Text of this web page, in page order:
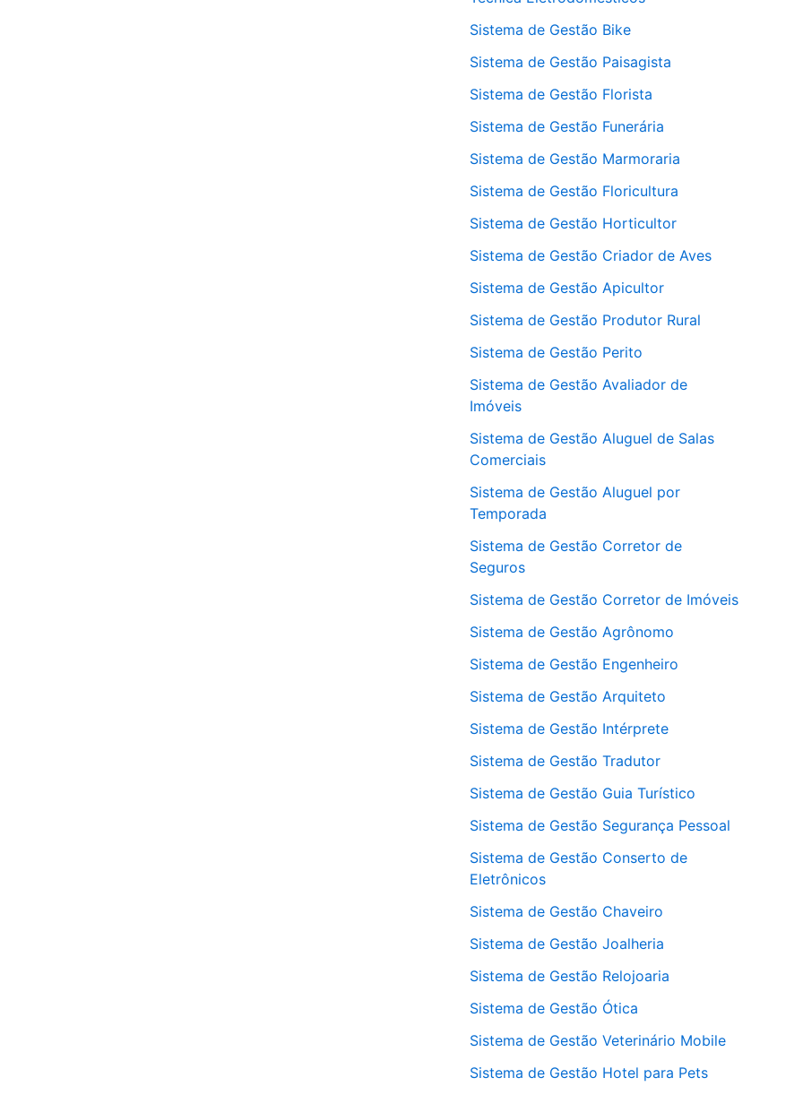
Sistema de Gestão Bike
Sistema de Gestão Paisagista
Sistema de Gestão Florista
Sistema de Gestão Funerária
Sistema de Gestão Marmoraria
Sistema de Gestão Floricultura
Sistema de Gestão Horticultor
Sistema de Gestão Criador de Aves
Sistema de Gestão Apicultor
Sistema de Gestão Produtor Rural
Sistema de Gestão Perito
Sistema de Gestão Avaliador de
Imóveis
Sistema de Gestão Aluguel de Salas
Comerciais
Sistema de Gestão Aluguel por
Temporada
Sistema de Gestão Corretor de
Seguros
Sistema de Gestão Corretor de Imóveis
Sistema de Gestão Agrônomo
Sistema de Gestão Engenheiro
Sistema de Gestão Arquiteto
Sistema de Gestão Intérprete
Sistema de Gestão Tradutor
Sistema de Gestão Guia Turístico
Sistema de Gestão Segurança Pessoal
Sistema de Gestão Conserto de
Eletrônicos
Sistema de Gestão Chaveiro
Sistema de Gestão Joalheria
Sistema de Gestão Relojoaria
Sistema de Gestão Ótica
Sistema de Gestão Veterinário Mobile
Sistema de Gestão Hotel para Pets